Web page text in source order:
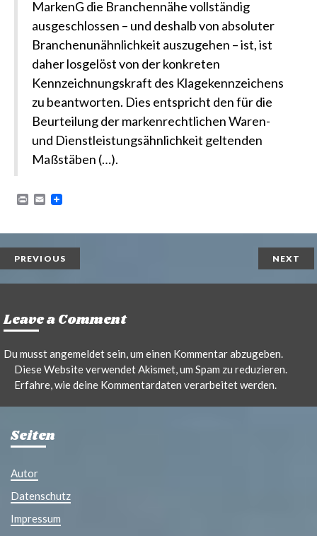
MarkenG die Branchennähe vollständig
ausgeschlossen – und deshalb von absoluter
Branchenunähnlichkeit auszugehen – ist, ist
daher losgelöst von der konkreten
Kennzeichnungskraft des Klagekennzeichens
zu beantworten. Dies entspricht den für die
Beurteilung der markenrechtlichen Waren-
und Dienstleistungsähnlichkeit geltenden
Maßstäben (…).
P
n
t
E
i
l
PREVIOUS NEXT
Leave a Comment
Du musstangemeldetsein, um einen Kommentar abzugeben.
Diese Website verwendet Akismet, um Spam zu reduzieren.
Erfahre, wie deine Kommentardaten verarbeitet werden.
Seiten
Autor
Datenschutz
Impressum